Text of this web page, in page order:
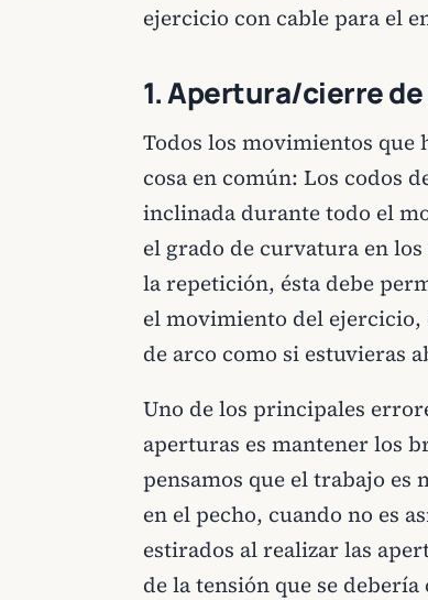
ejercicio con cable para el
1. Apertura/cierre
Todos los movimientos que
cosa en común: Los codos
inclinada durante todo el
el grado de curvatura en
la repetición, ésta debe
el movimiento del
de arco como si estuvieras
Uno de los principales
aperturas es mantener los
pensamos que el trabajo es
en el pecho, cuando no es
estirados al realizar las
de la tensión que se